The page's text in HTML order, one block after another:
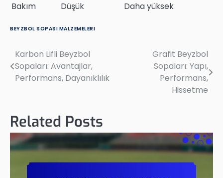
Bakım
Düşük Daha yüksek
BEYZBOL SOPASI MALZEMELERI
Post
navigation
Karbon Lifli Beyzbol
Sopaları: Avantajlar,
Performans, Dayanıklılık
Grafit Beyzbol
Sopaları: Yapı,
Performans,
Hissetme
Related Posts